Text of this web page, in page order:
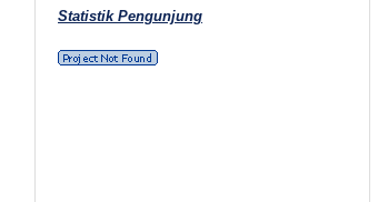
Statistik Pengunjung